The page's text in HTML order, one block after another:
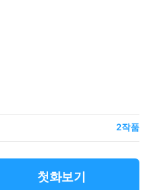
2작품
첫화보기